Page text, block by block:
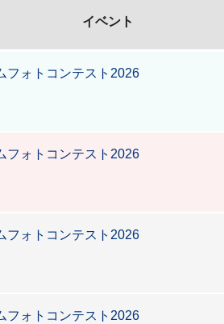
イベント
フォトコンテスト2026
フォトコンテスト2026
フォトコンテスト2026
フォトコンテスト2026